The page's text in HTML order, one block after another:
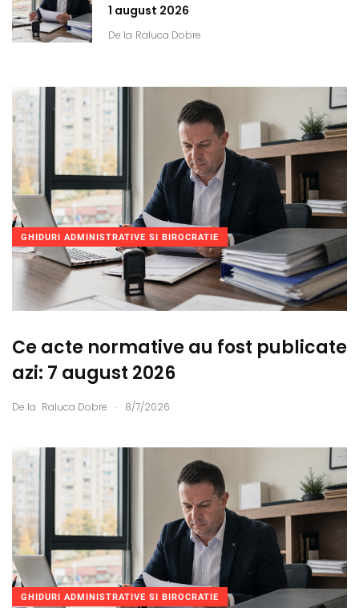
1 august 2026
De la Raluca Dobre
GHIDURI ADMINISTRATIVE SI BIROCRATIE
Ce acte normative au fost publicate
azi: 7 august 2026
De la Raluca Dobre . 8/7/2026
GHIDURI ADMINISTRATIVE SI BIROCRATIE